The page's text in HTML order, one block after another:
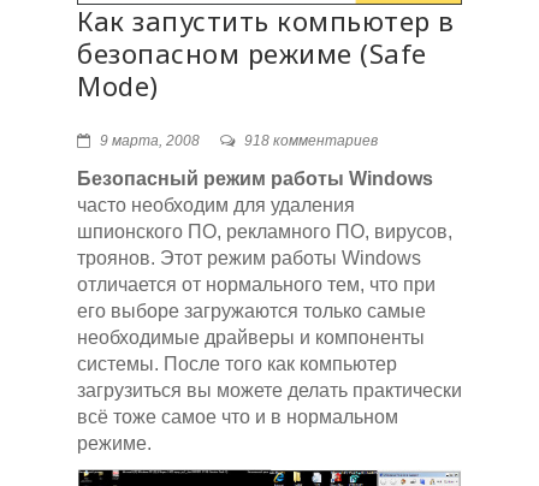
Как запустить компьютер в
безопасном режиме (Safe
Mode)
9 марта, 2008 918 комментариев
Безопасный режим работы Windows
часто необходим для удаления
шпионского ПО, рекламного ПО, вирусов,
троянов. Этот режим работы Windows
отличается от нормального тем, что при
его выборе загружаются только самые
необходимые драйверы и компоненты
системы. После того как компьютер
загрузиться вы можете делать практически
всё тоже самое что и в нормальном
режиме.